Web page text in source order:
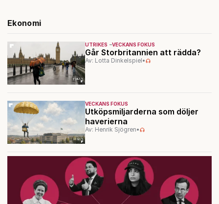
Ekonomi
UTRIKES VECKANS FOKUS
Går Storbritannien att rädda?
Av: Lotta Dinkelspiel•
VECKANS FOKUS
Utköpsmiljarderna som döljer
haverierna
Av: Henrik Sjögren•